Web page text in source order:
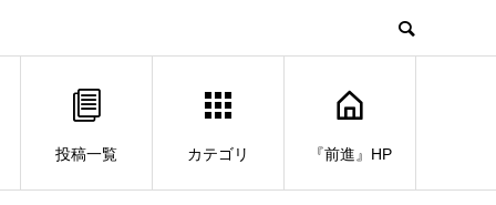
投稿一覧 カテゴリ 『前進』HP